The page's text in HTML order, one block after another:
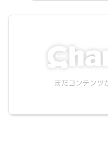
まだコンテンツ